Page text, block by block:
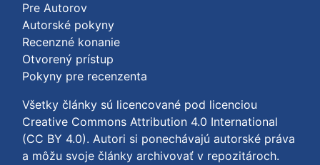
Pre Autorov
Autorské pokyny
Recenzné konanie
Otvorený prístup
Pokyny pre recenzenta
Všetky články sú licencované pod licenciou
Creative Commons Attribution 4.0 International
(CC BY 4.0). Autori si ponechávajú autorské práva
a môžu svoje články archivovať v repozitároch.